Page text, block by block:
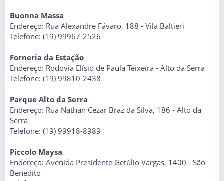
Buonna Massa
Endereço: Rua Alexandre Fávaro, 188 - Vila Baltieri
Telefone: (19) 99967-2526
Forneria da Estação
Endereço: Rodovia Elísio de Paula Teixeira - Alto da Serra
Telefone: (19) 99810-2438
Parque Alto da Serra
Endereço: Rua Nathan Cezar Braz da Silva, 186 - Alto da
Serra
Telefone: (19) 99918-8989
Piccolo Maysa
Endereço: Avenida Presidente Getúlio Vargas, 1400 - São
Benedito